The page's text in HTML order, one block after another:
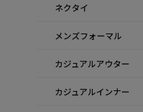
ネクタイ
メンズフォーマル
カジュアルアウター
カジュアルインナー